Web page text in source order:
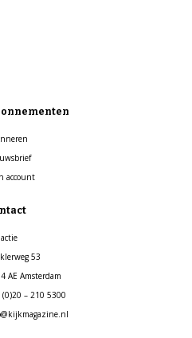
account
53
AE Amsterdam
(0)20 – 210 5300